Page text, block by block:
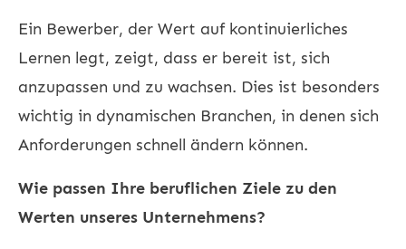
Ein Bewerber, der Wert auf kontinuierliches
Lernen legt, zeigt, dass er bereit ist, sich
anzupassen und zu wachsen. Dies ist besonders
wichtig in dynamischen Branchen, in denen sich
Anforderungen schnell ändern können.
Wie passen Ihre beruflichen Ziele zu den
Werten unseres Unternehmens?